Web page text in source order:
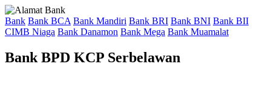
Bank Bank BCA Bank Mandiri Bank BRI Bank BNI Bank BII
CIMB Niaga Bank Danamon Bank Mega Bank Muamalat
Bank BPD KCP Serbelawan